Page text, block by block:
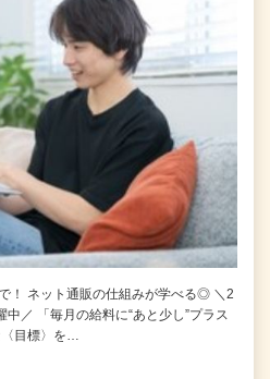
！ ネット通販の仕組みが学べる◎ ＼2
／ 「毎月の給料に“あと少し”プラス
目標〉を…